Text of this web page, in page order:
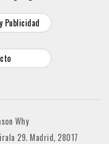
Publicidad
Why
29. Madrid, 28017